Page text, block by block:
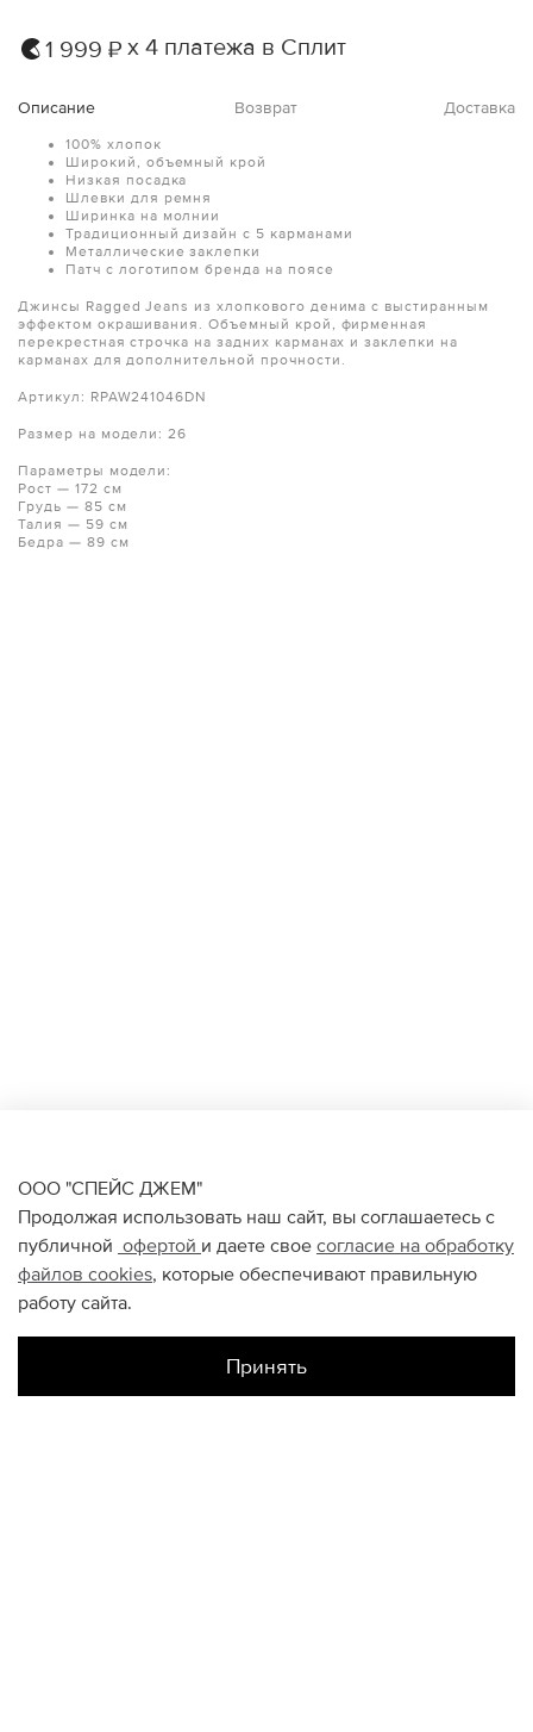
1 999 ₽ х 4 платежа в Сплит
Описание Возврат Доставка
100% хлопок
Широкий, объемный крой
Низкая посадка
Шлевки для ремня
Ширинка на молнии
Традиционный дизайн с 5 карманами
Металлические заклепки
Патч с логотипом бренда на поясе
Джинсы Ragged Jeans из хлопкового денима с выстиранным
эффектом окрашивания. Объемный крой, фирменная
перекрестная строчка на задних карманах и заклепки на
карманах для дополнительной прочности.
Артикул: RPAW241046DN
Размер на модели: 26
Параметры модели:
Рост — 172 см
Грудь — 85 см
Талия — 59 см
Бедра — 89 см
ООО "СПЕЙС ДЖЕМ"
Продолжая использовать наш сайт, вы соглашаетесь с
публичной офертой и даете свое согласие на обработку
файлов cookies, которые обеспечивают правильную
работу сайта.
Принять